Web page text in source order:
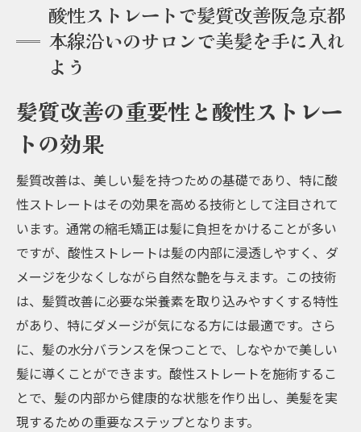
阪急沿線で人気の酸性ストレートサロンの
特徴
酸性ストレート後のヘアケア方法
美髪の秘密酸性ストレートと水素トリートメン
トで髪質改善
酸性ストレートと水素トリートメントの相
乗効果
水素トリートメントの美髪効果とは
酸性ストレートと水素トリートメントの施
術例
髪質改善に必要な成分とその効果
水素トリートメントの施術の流れ
美髪を保つためのホームケアアドバイス
髪質改善の新常識酸性ストレートでダメージ修
復と美髪効果
酸性ストレートが髪質改善に優れている理
酸性ストレートで髪質改善阪急京都
本線沿いのサロンで美髪を手に入れ
よう
髪質改善の重要性と酸性ストレー
トの効果
髪質改善は、美しい髪を持つための基礎であり、特に酸
性ストレートはその効果を高める技術として注目されて
います。通常の縮毛矯正は髪に負担をかけることが多い
ですが、酸性ストレートは髪の内部に浸透しやすく、ダ
メージを少なくしながら自然な艶を与えます。この技術
は、髪質改善に必要な栄養素を取り込みやすくする特性
があり、特にダメージが気になる方には最適です。さら
に、髪の水分バランスを保つことで、しなやかで美しい
髪に導くことができます。酸性ストレートを施術するこ
とで、髪の内部から健康的な状態を作り出し、美髪を実
現するための重要なステップとなります。